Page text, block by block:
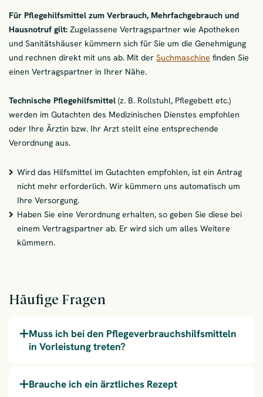
Für Pflegehilfsmittel zum Verbrauch, Mehrfachgebrauch und
Hausnotruf gilt: Zugelassene Vertragspartner wie Apotheken
und Sanitätshäuser kümmern sich für Sie um die Genehmigung
und rechnen direkt mit uns ab. Mit der Suchmaschine finden Sie
einen Vertragspartner in Ihrer Nähe.
Technische Pflegehilfsmittel (z. B. Rollstuhl, Pflegebett etc.)
werden im Gutachten des Medizinischen Dienstes empfohlen
oder Ihre Ärztin bzw. Ihr Arzt stellt eine entsprechende
Verordnung aus.
Wird das Hilfsmittel im Gutachten empfohlen, ist ein Antrag
nicht mehr erforderlich. Wir kümmern uns automatisch um
Ihre Versorgung.
Haben Sie eine Verordnung erhalten, so geben Sie diese bei
einem Vertragspartner ab. Er wird sich um alles Weitere
kümmern.
Häufige Fragen
Muss ich bei den Pflegeverbrauchshilfsmitteln
in Vorleistung treten?
Brauche ich ein ärztliches Rezept